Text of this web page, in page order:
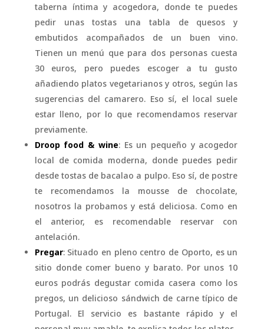
taberna íntima y acogedora, donde te puedes
pedir unas tostas una tabla de quesos y
embutidos acompañados de un buen vino.
Tienen un menú que para dos personas cuesta
30 euros, pero puedes escoger a tu gusto
añadiendo platos vegetarianos y otros, según las
sugerencias del camarero. Eso sí, el local suele
estar lleno, por lo que recomendamos reservar
previamente.
Droop food & wine: Es un pequeño y acogedor
local de comida moderna, donde puedes pedir
desde tostas de bacalao a pulpo. Eso sí, de postre
te recomendamos la mousse de chocolate,
nosotros la probamos y está deliciosa. Como en
el anterior, es recomendable reservar con
antelación.
Pregar: Situado en pleno centro de Oporto, es un
sitio donde comer bueno y barato. Por unos 10
euros podrás degustar comida casera como los
pregos, un delicioso sándwich de carne típico de
Portugal. El servicio es bastante rápido y el